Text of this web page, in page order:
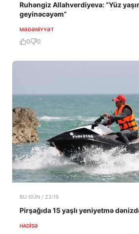
Ruhəngiz Allahverdiyeva: “Yüz
geyinəcəyəm”
MƏDƏNIYYƏT
0 0
BU GÜN / 23:15
Pirşağıda 15 yaşlı yeniyetmə
HADISƏ